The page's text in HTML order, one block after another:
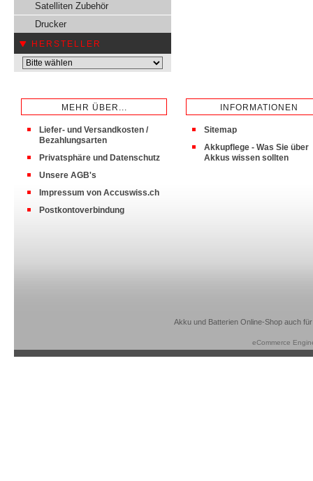
Satelliten Zubehör
Drucker
HERSTELLER
MEHR ÜBER...
Liefer- und Versandkosten /
Bezahlungsarten
Privatsphäre und Datenschutz
Unsere AGB's
Impressum von Accuswiss.ch
Postkontoverbindung
INFORMATIONEN
Sitemap
Akkupflege - Was Sie über
Akkus wissen sollten
Akku und Batterien Online-Shop auch
eCommerce